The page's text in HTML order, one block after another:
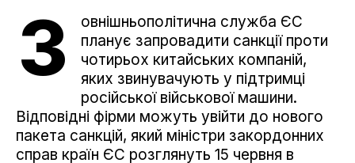
З
овнішньополітична служба ЄС
планує запровадити санкції проти
чотирьох китайських компаній,
яких звинувачують у підтримці
російської військової машини.
Відповідні фірми можуть увійти до нового
пакета санкцій, який міністри закордонних
справ країн ЄС розглянуть 15 червня в